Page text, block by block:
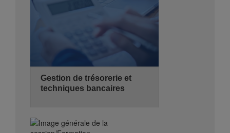
Gestion de trésorerie et
techniques bancaires
11/10/2026